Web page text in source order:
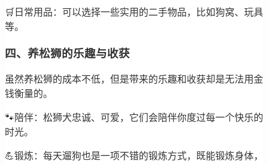
🛒日常用品：可以选择一些实用的二手物品，比如狗窝、玩具
等。
四、养松狮的乐趣与收获
虽然养松狮的成本不低，但是带来的乐趣和收获却是无法用金
钱衡量的。
🐾陪伴：松狮犬忠诚、可爱，它们会陪伴你度过每一个快乐的
时光。
💪锻炼：每天遛狗也是一项不错的锻炼方式，既能锻炼身体，